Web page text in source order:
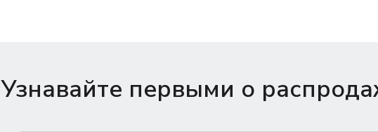
Узнавайте первыми о